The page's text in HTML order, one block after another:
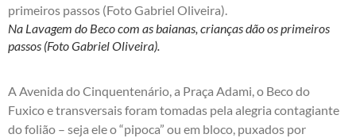
Na Lavagem do Beco com as baianas, crianças dão os primeiros
passos (Foto Gabriel Oliveira).
A Avenida do Cinquentenário, a Praça Adami, o Beco do
Fuxico e transversais foram tomadas pela alegria contagiante
do folião – seja ele o “pipoca” ou em bloco, puxados por